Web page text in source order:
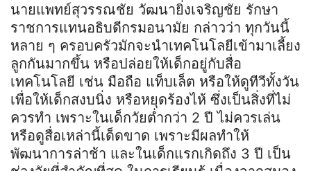
นายแพทย์สุวรรณชัย วัฒนายิ่งเจริญชัย รักษา
ราชการแทนอธิบดีกรมอนามัย กล่าวว่า ทุกวันนี้
หลาย ๆ ครอบครัวมักจะนำเทคโนโลยีเข้ามาเลี้ยง
ลูกกันมากขึ้น หรือปล่อยให้เด็กอยู่กับสื่อ
เทคโนโลยี เช่น มือถือ แท็บเล็ต หรือให้ดูทีวีทั้งวัน
เพื่อให้เด็กสงบนิ่ง หรือหยุดร้องไห้ ซึ่งเป็นสิ่งที่ไม่
ควรทำ เพราะในเด็กวัยต่ำกว่า 2 ปี ไม่ควรเล่น
หรือดูสื่อเหล่านี้เด็ดขาด เพราะมีผลทำให้
พัฒนาการล่าช้า และในเด็กแรกเกิดถึง 3 ปี เป็น